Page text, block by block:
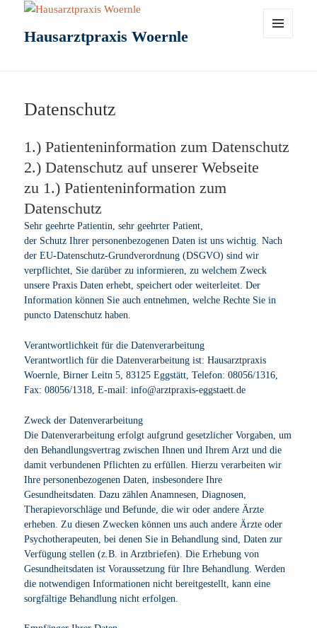
Hausarztpraxis Woernle
Datenschutz
1.) Patienteninformation zum Datenschutz
2.) Datenschutz auf unserer Webseite
zu 1.) Patienteninformation zum
Datenschutz
Sehr geehrte Patientin, sehr geehrter Patient,
der Schutz Ihrer personenbezogenen Daten ist uns wichtig. Nach
der EU-Datenschutz-Grundverordnung (DSGVO) sind wir
verpflichtet, Sie darüber zu informieren, zu welchem Zweck
unsere Praxis Daten erhebt, speichert oder weiterleitet. Der
Information können Sie auch entnehmen, welche Rechte Sie in
puncto Datenschutz haben.
Verantwortlichkeit für die Datenverarbeitung
Verantwortlich für die Datenverarbeitung ist: Hausarztpraxis
Woernle, Birner Leitn 5, 83125 Eggstätt, Telefon: 08056/1316,
Fax: 08056/1318, E-mail:ed.tteatsgge-sixarptzra@ofni
Zweck der Datenverarbeitung
Die Datenverarbeitung erfolgt aufgrund gesetzlicher Vorgaben, um
den Behandlungsvertrag zwischen Ihnen und Ihrem Arzt und die
damit verbundenen Pflichten zu erfüllen. Hierzu verarbeiten wir
Ihre personenbezogenen Daten, insbesondere Ihre
Gesundheitsdaten. Dazu zählen Anamnesen, Diagnosen,
Therapievorschläge und Befunde, die wir oder andere Ärzte
erheben. Zu diesen Zwecken können uns auch andere Ärzte oder
Psychotherapeuten, bei denen Sie in Behandlung sind, Daten zur
Verfügung stellen (z.B. in Arztbriefen). Die Erhebung von
Gesundheitsdaten ist Voraussetzung für Ihre Behandlung. Werden
die notwendigen Informationen nicht bereitgestellt, kann eine
sorgfältige Behandlung nicht erfolgen.